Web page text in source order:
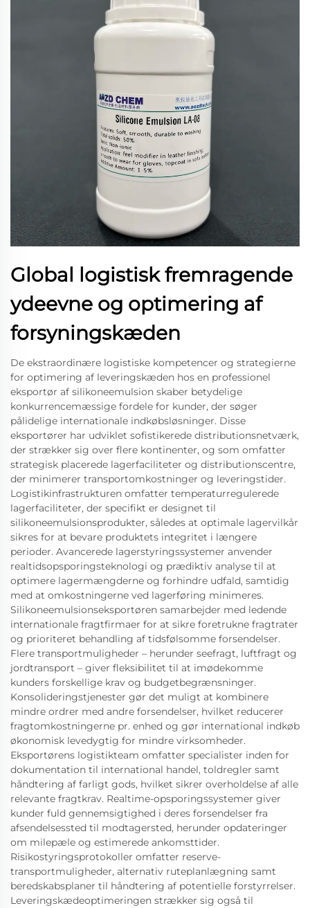
Global logistisk fremragende
ydeevne og optimering af
forsyningskæden
De ekstraordinære logistiske kompetencer og strategierne
for optimering af leveringskæden hos en professionel
eksportør af silikoneemulsion skaber betydelige
konkurrencemæssige fordele for kunder, der søger
pålidelige internationale indkøbsløsninger. Disse
eksportører har udviklet sofistikerede distributionsnetværk,
der strækker sig over flere kontinenter, og som omfatter
strategisk placerede lagerfaciliteter og distributionscentre,
der minimerer transportomkostninger og leveringstider.
Logistikinfrastrukturen omfatter temperaturregulerede
lagerfaciliteter, der specifikt er designet til
silikoneemulsionsprodukter, således at optimale lagervilkår
sikres for at bevare produktets integritet i længere
perioder. Avancerede lagerstyringssystemer anvender
realtidsopsporingsteknologi og prædiktiv analyse til at
optimere lagermængderne og forhindre udfald, samtidig
med at omkostningerne ved lagerføring minimeres.
Silikoneemulsionseksportøren samarbejder med ledende
internationale fragtfirmaer for at sikre foretrukne fragtrater
og prioriteret behandling af tidsfølsomme forsendelser.
Flere transportmuligheder – herunder seefragt, luftfragt og
jordtransport – giver fleksibilitet til at imødekomme
kunders forskellige krav og budgetbegrænsninger.
Konsolideringstjenester gør det muligt at kombinere
mindre ordrer med andre forsendelser, hvilket reducerer
fragtomkostningerne pr. enhed og gør international indkøb
økonomisk levedygtig for mindre virksomheder.
Eksportørens logistikteam omfatter specialister inden for
dokumentation til international handel, toldregler samt
håndtering af farligt gods, hvilket sikrer overholdelse af alle
relevante fragtkrav. Realtime-opsporingssystemer giver
kunder fuld gennemsigtighed i deres forsendelser fra
afsendelsessted til modtagersted, herunder opdateringer
om milepæle og estimerede ankomsttider.
Risikostyringsprotokoller omfatter reserve-
transportmuligheder, alternativ ruteplanlægning samt
beredskabsplaner til håndtering af potentielle forstyrrelser.
Leveringskædeoptimeringen strækker sig også til